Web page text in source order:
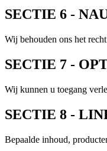
SECTIE 6 -
Wij behouden ons het
SECTIE 7 -
Wij kunnen u toegang
SECTIE 8 -
Bepaalde inhoud,